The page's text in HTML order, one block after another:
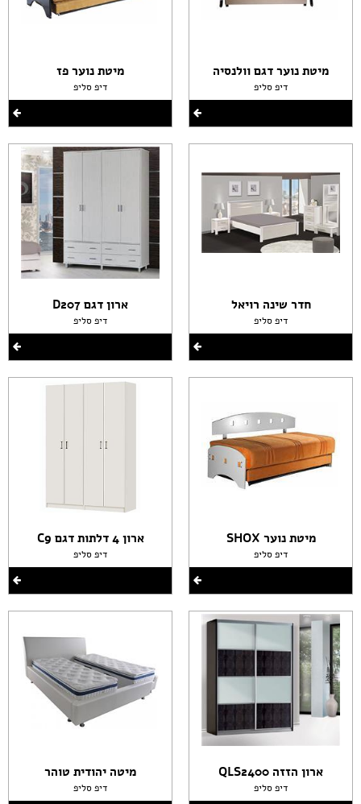
מיטת נוער דגם וולנסיה
דיפ סליפ
חדר שינה רויאל
דיפ סליפ
מיטת נוער SHOX
דיפ סליפ
ארון הזזה QLS2400
דיפ סליפ
מיטת נוער פז
דיפ סליפ
ארון דגם D207
דיפ סליפ
ארון 4 דלתות דגם C9
דיפ סליפ
מיטה יהודית טוהר
דיפ סליפ